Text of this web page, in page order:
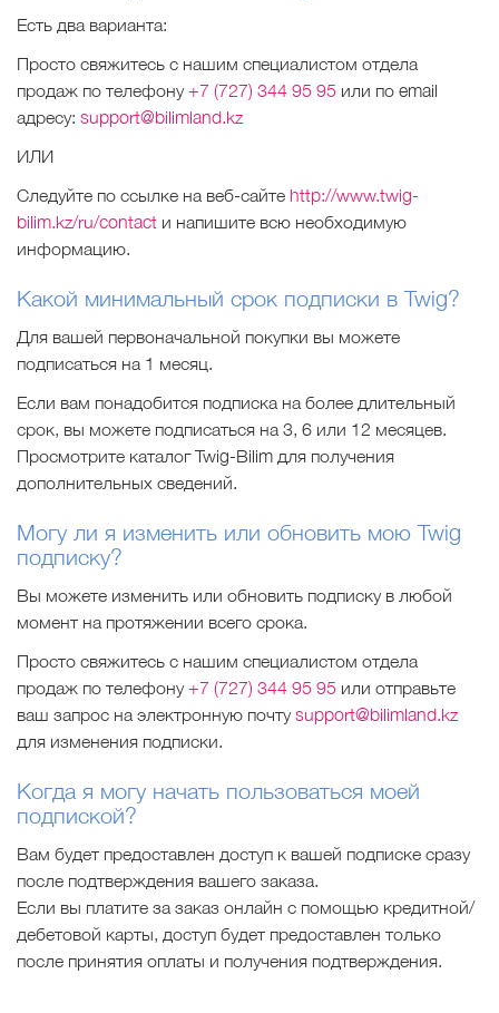
Есть два варианта:
Просто свяжитесь с нашим специалистом отдела
продаж по телефону+7 (727) 344 95 95 или по email
адресу: support@bilimland.kz
ИЛИ
Следуйте по ссылке на веб-сайте http://www.twig-
bilim.kz/ru/contact и напишите всю необходимую
информацию.
Какой минимальный срок подписки в Twig?
Для вашей первоначальной покупки вы можете
подписаться на 1 месяц.
Если вам понадобится подписка на более длительный
срок, вы можете подписаться на 3, 6 или 12 месяцев.
Просмотрите каталог Twig-Bilim для получения
дополнительных сведений.
Могу ли я изменить или обновить мою Twig
подписку?
Вы можете изменить или обновить подписку в любой
момент на протяжении всего срока.
Просто свяжитесь с нашим специалистом отдела
продаж по телефону+7 (727) 344 95 95 или отправьте
ваш запрос на электронную почтуsupport@bilimland.kz
для изменения подписки.
Когда я могу начать пользоваться моей
подпиской?
Вам будет предоставлен доступ к вашей подписке сразу
после подтверждения вашего заказа.
Если вы платите за заказ онлайн с помощью кредитной/
дебетовой карты, доступ будет предоставлен только
после принятия оплаты и получения подтверждения.